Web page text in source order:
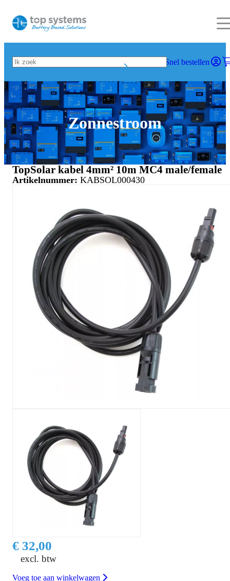
Snel bestellen
Zonnestroom
TopSolar kabel 4mm² 10m MC4 male/female
Artikelnummer: KABSOL000430
€ 32,00
excl. btw
Voeg toe aan winkelwagen